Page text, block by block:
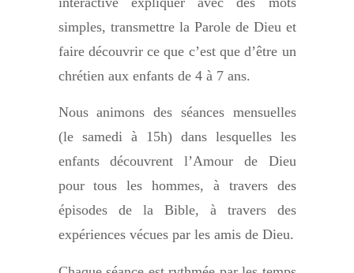
simples, transmettre la Parole de Dieu et
faire découvrir ce que c’est que d’être un
chrétien aux enfants de 4 à 7 ans.
Nous animons des séances mensuelles
(le samedi à 15h) dans lesquelles les
enfants découvrent l’Amour de Dieu
pour tous les hommes, à travers des
épisodes de la Bible, à travers des
expériences vécues par les amis de Dieu.